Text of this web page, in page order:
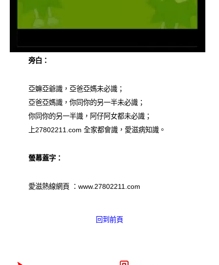
旁白：
亞嫲亞爺識，亞爸亞媽未必識；
亞爸亞媽識，你同你的另一半未必識；
你同你的另一半識，阿仔阿女都未必識；
上27802211.com 全家都會識，愛滋病知識。
螢幕蓋字：
愛滋熱線網頁 ：www.27802211.com
回到前頁